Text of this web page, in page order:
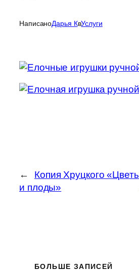
НаписаноДарья КвУслуги
←
Копия Хруцкого
и плоды»
БОЛЬШЕ ЗАПИСЕЙ